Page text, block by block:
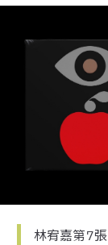
林宥嘉第7